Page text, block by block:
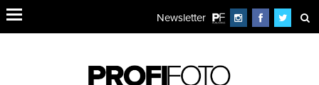
Newsletter